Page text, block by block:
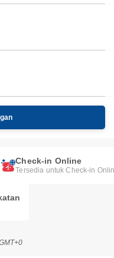
Check-in Online
Tersedia untuk Check-in